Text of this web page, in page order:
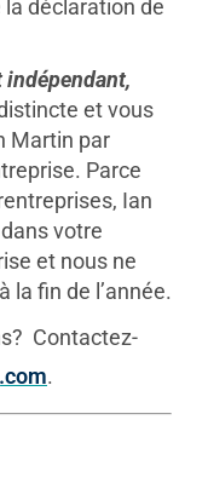
déclaration de
et vous
Martin par
Parce
Ian
votre
et nous ne
la fin de l’année.
Contactez-
.